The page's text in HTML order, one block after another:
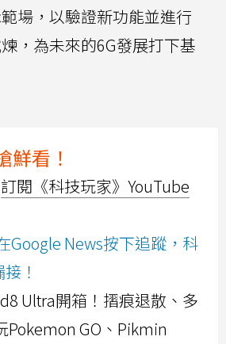
場，以驗證新功能並進行
，為未來的6G發展打下基
鮮看！
訂閱《科技玩家》YouTube
Google News按下追蹤，科
！
Ultra開箱！摺痕退散、多
Pokemon GO、Pikmin